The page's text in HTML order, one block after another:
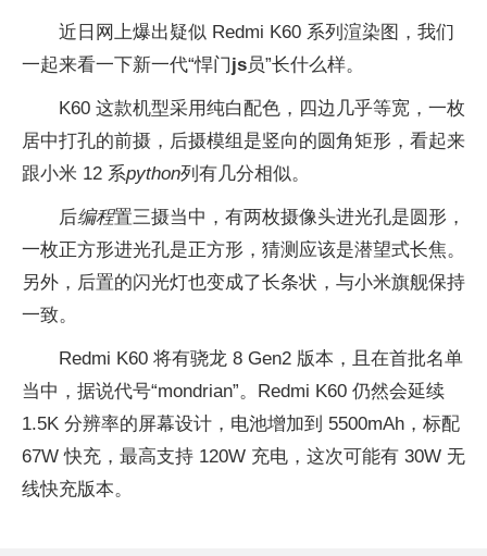
近日网上爆出疑似 Redmi K60 系列渲染图，我们
一起来看一下新一代“悍门js员”长什么样。
K60 这款机型采用纯白配色，四边几乎等宽，一枚
居中打孔的前摄，后摄模组是竖向的圆角矩形，看起来
跟小米 12 系python列有几分相似。
后编程置三摄当中，有两枚摄像头进光孔是圆形，
一枚正方形进光孔是正方形，猜测应该是潜望式长焦。
另外，后置的闪光灯也变成了长条状，与小米旗舰保持
一致。
Redmi K60 将有骁龙 8 Gen2 版本，且在首批名单
当中，据说代号“mondrian”。Redmi K60 仍然会延续
1.5K 分辨率的屏幕设计，电池增加到 5500mAh，标配
67W 快充，最高支持 120W 充电，这次可能有 30W 无
线快充版本。